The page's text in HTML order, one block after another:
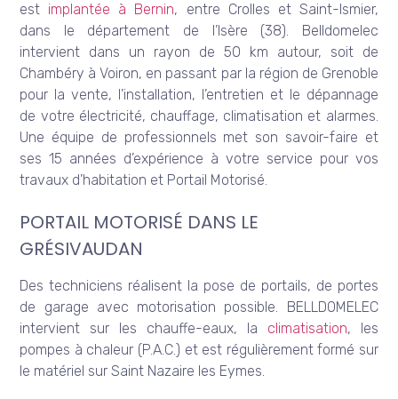
est implantée à Bernin, entre Crolles et Saint-Ismier,
dans le département de l’Isère (38). Belldomelec
intervient dans un rayon de 50 km autour, soit de
Chambéry à Voiron, en passant par la région de Grenoble
pour la vente, l’installation, l’entretien et le dépannage
de votre électricité, chauffage, climatisation et alarmes.
Une équipe de professionnels met son savoir-faire et
ses 15 années d’expérience à votre service pour vos
travaux d’habitation et Portail Motorisé.
PORTAIL MOTORISÉ DANS LE
GRÉSIVAUDAN
Des techniciens réalisent la pose de portails, de portes
de garage avec motorisation possible. BELLDOMELEC
intervient sur les chauffe-eaux, la climatisation, les
pompes à chaleur (P.A.C.) et est régulièrement formé sur
le matériel sur Saint Nazaire les Eymes.